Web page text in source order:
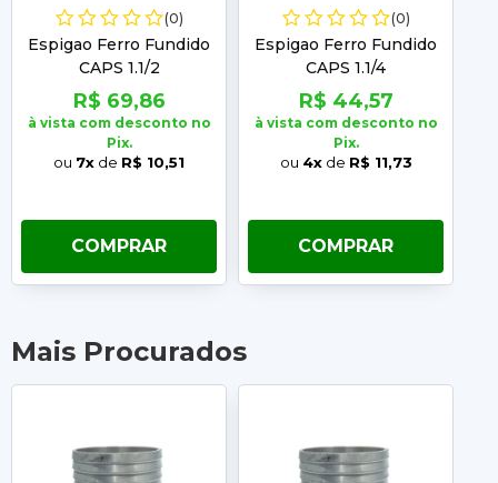
(0)
Espigao Ferro Fundido
CAPS 1.1/2
R$ 69,86
à vista com desconto no
Pix.
ou 7x de R$ 10,51
COMPRAR
(0)
Espigao Ferro Fundido
CAPS 1.1/4
R$ 44,57
à vista com desconto no
Pix.
ou 4xde R$ 11,73
COMPRAR
Mais Procurados